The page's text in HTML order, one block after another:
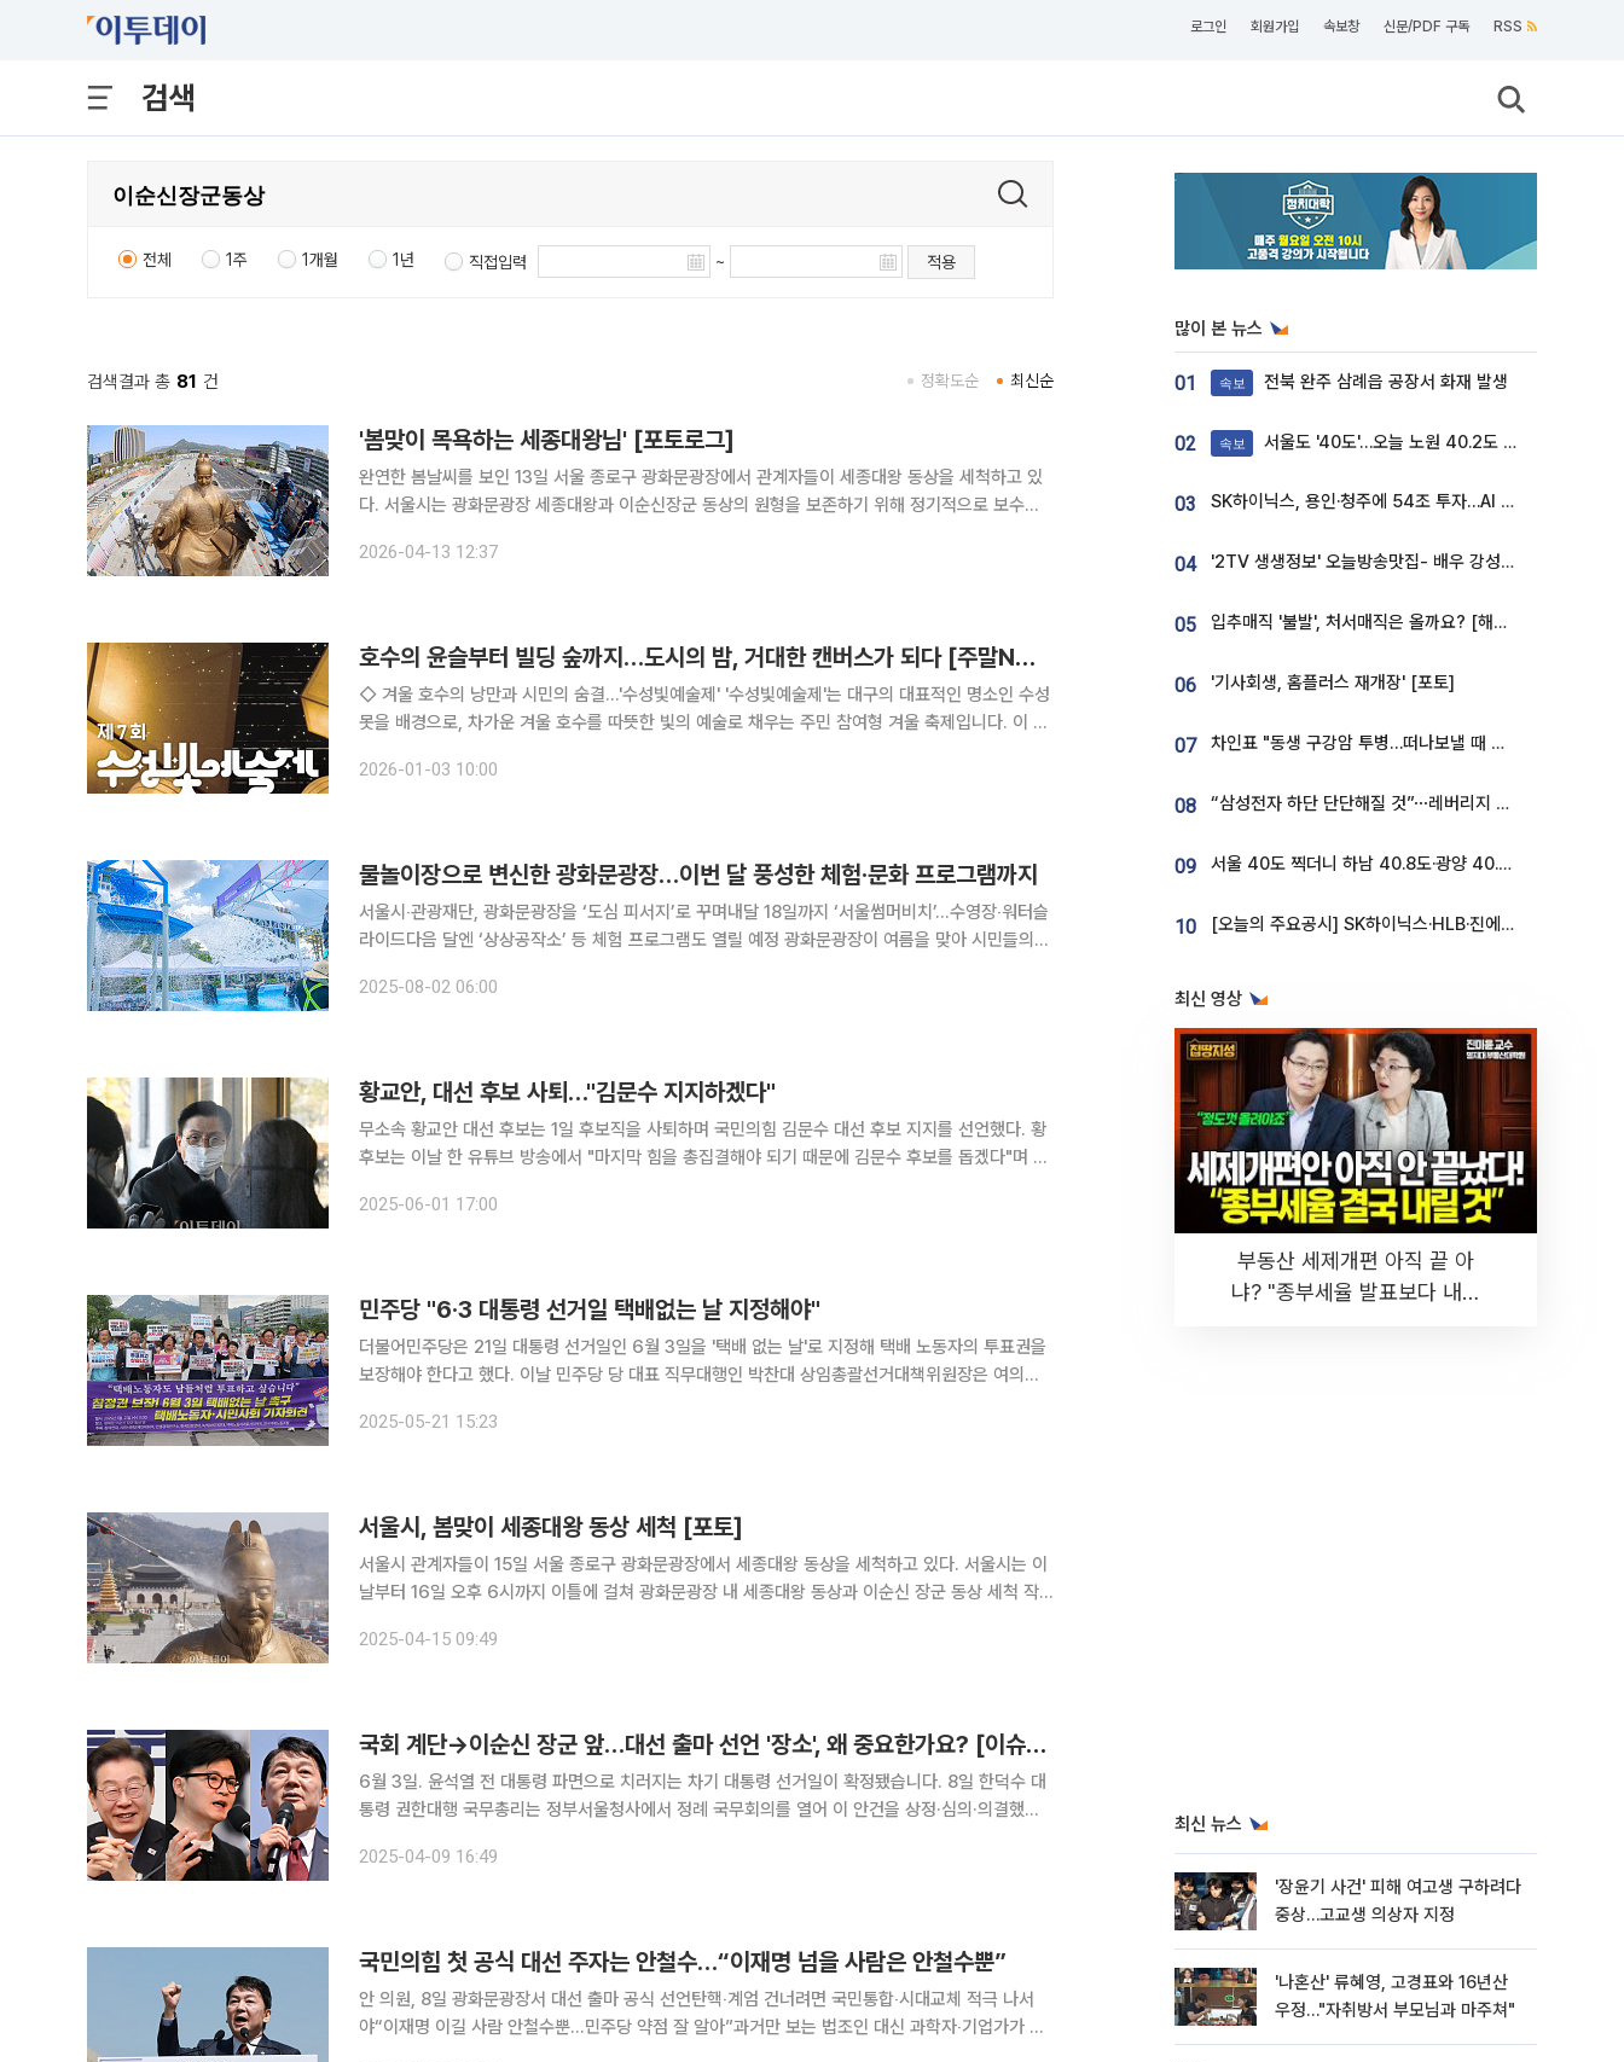
로그인 회원가입 속보창 신문/PDF 구독 RSS
검색
전체 1주 1개월 1년 직접입력 ~ 적용
검색결과 총 81 건 최신순
정확도순
'봄맞이 목욕하는 세종대왕님' [포토로그]
완연한 봄날씨를 보인 13일 서울 종로구 광화문광장에서 관계자들이 세종대왕 동상을 세척하고 있
다. 서울시는 광화문광장 세종대왕과 이순신장군 동상의 원형을 보존하기 위해 정기적으로 보수와
2026-04-13 12:37
호수의 윤슬부터 빌딩 숲까지…도시의 밤, 거대한 캔버스가 되다 [주말N축제]
◇ 겨울 호수의 낭만과 시민의 숨결…'수성빛예술제' '수성빛예술제'는 대구의 대표적인 명소인 수성
못을 배경으로, 차가운 겨울 호수를 따뜻한 빛의 예술로 채우는 주민 참여형 겨울 축제입니다. 이 축
께 만드는 빛의 공동체'라는 가치를 실현한다는 점입니다. 수성못
2026-01-03 10:00
물놀이장으로 변신한 광화문광장…이번 달 풍성한 체험‧문화 프로그램까지
서울시‧관광재단, 광화문광장을 ‘도심 피서지’로 꾸며내달 18일까지 ‘서울썸머비치’…수영장‧워터슬
라이드다음 달엔 ‘상상공작소’ 등 체험 프로그램도 열릴 예정 광화문광장이 여름을 맞아 시민들의
‘도심 속 피서지’로 만든 것은 물론 내달 다양한 문화‧체험 프로그램도
2025-08-02 06:00
황교안, 대선 후보 사퇴…"김문수 지지하겠다"
무소속 황교안 대선 후보는 1일 후보직을 사퇴하며 국민의힘 김문수 대선 후보 지지를 선언했다. 황
후보는 이날 한 유튜브 방송에서 "마지막 힘을 총집결해야 되기 때문에 김문수 후보를 돕겠다"며 이
을 지켜낼 수 있도록 최선을 다하겠다"고 설명했다.
2025-06-01 17:00
민주당 "6·3 대통령 선거일 택배없는 날 지정해야"
더불어민주당은 21일 대통령 선거일인 6월 3일을 '택배 없는 날'로 지정해 택배 노동자의 투표권을
보장해야 한다고 했다. 이날 민주당 당 대표 직무대행인 박찬대 상임총괄선거대책위원장은 여의도
다"며 "사전 투표일이 평일이라 본 투표일마저 휴무일로 지정되지 않
2025-05-21 15:23
서울시, 봄맞이 세종대왕 동상 세척 [포토]
서울시 관계자들이 15일 서울 종로구 광화문광장에서 세종대왕 동상을 세척하고 있다. 서울시는 이
날부터 16일 오후 6시까지 이틀에 걸쳐 광화문광장 내 세종대왕 동상과 이순신 장군 동상 세척 작
2025-04-15 09:49
국회 계단→이순신 장군 앞…대선 출마 선언 '장소', 왜 중요한가요? [이슈크래커]
6월 3일. 윤석열 전 대통령 파면으로 치러지는 차기 대통령 선거일이 확정됐습니다. 8일 한덕수 대
통령 권한대행 국무총리는 정부서울청사에서 정례 국무회의를 열어 이 안건을 상정·심의·의결했습
대통령의 궐위로 인한 선거가 실시 사유 확정으로부터 60일 이내에
2025-04-09 16:49
국민의힘 첫 공식 대선 주자는 안철수…“이재명 넘을 사람은 안철수뿐”
안 의원, 8일 광화문광장서 대선 출마 공식 선언탄핵‧계엄 건너려면 국민통합‧시대교체 적극 나서
야“이재명 이길 사람 안철수뿐…민주당 약점 잘 알아”과거만 보는 법조인 대신 과학자‧기업가가 이
많이 본 뉴스
01 속보 전북 완주 삼례읍 공장서 화재 발생
02 속보 서울도 '40도'…오늘 노원 40.2도 기록
03 SK하이닉스, 용인·청주에 54조 투자…AI 메모리 생산기지 키운다
04 '2TV 생생정보' 오늘방송맛집- 배우 강성진 단골! 쌀국수ㆍ푸팟퐁 커리 맛집 '블○○○'
05 입추매직 '불발', 처서매직은 올까요? [해시태그]
06 '기사회생, 홈플러스 재개장' [포토]
07 차인표 "동생 구강암 투병…떠나보낼 때 가장 힘들었다”
08 “삼성전자 하단 단단해질 것”⋯레버리지 규제에 쏠림 완화 [찐코노미]
09 서울 40도 찍더니 하남 40.8도·광양 40.2도…전국 '펄펄'
10 [오늘의 주요공시] SK하이닉스·HLB·진에어·포스코홀딩스·네이버·대우건설 등
최신 영상
부동산 세제개편 아직 끝 아
냐? "종부세율 발표보다 내릴
최신 뉴스
'장윤기 사건' 피해 여고생 구하려다
중상…고교생 의상자 지정
'나혼산' 류혜영, 고경표와 16년산
우정…"자취방서 부모님과 마주쳐"